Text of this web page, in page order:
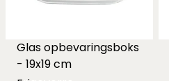
Glas opbevaringsboks
- 19x19 cm